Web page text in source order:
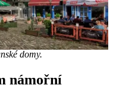
domy.
námořní